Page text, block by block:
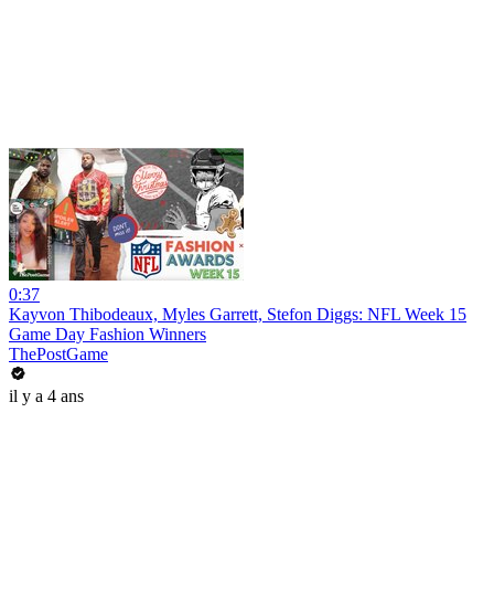
0:37
Kayvon Thibodeaux, Myles Garrett, Stefon Diggs: NFL Week 15
Game Day Fashion Winners
ThePostGame
il y a 4 ans